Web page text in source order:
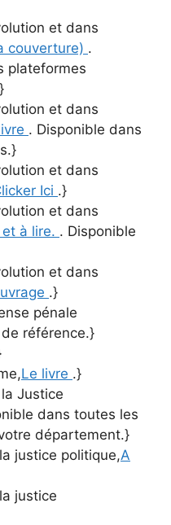
et dans
couverture) .
plateformes
et dans
. Disponible dans
et dans
Ici .}
et dans
à lire. . Disponible
et dans
.}
pénale
référence.}
Le livre .}
Justice
dans toutes les
département.}
justice politique,A
justice